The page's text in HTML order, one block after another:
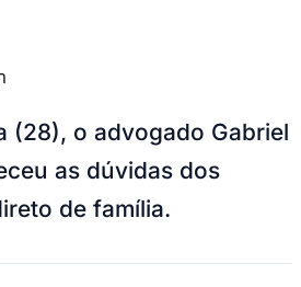
(28), o advogado Gabriel
as dúvidas dos
de família.